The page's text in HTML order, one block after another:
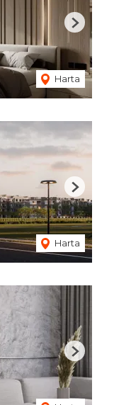
Harta
Next
Harta
Next
Next